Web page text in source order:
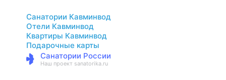
Санатории Кавминвод
Отели Кавминвод
Квартиры Кавминвод
Подарочные карты
Санатории России
Наш проект sanatorika.ru